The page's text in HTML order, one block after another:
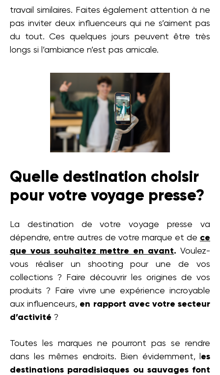
travail similaires. Faites également attention à ne
pas inviter deux influenceurs qui ne s’aiment pas
du tout. Ces quelques jours peuvent être très
longs si l’ambiance n’est pas amicale.
Quelle destination choisir
pour votre voyage presse?
La destination de votre voyage presse va
dépendre, entre autres de votre marque et de ce
que vous souhaitez mettre en avant. Voulez-
vous réaliser un shooting pour une de vos
collections ? Faire découvrir les origines de vos
produits ? Faire vivre une expérience incroyable
aux influenceurs, en rapport avec votre secteur
d’activité ?
Toutes les marques ne pourront pas se rendre
dans les mêmes endroits. Bien évidemment, l es
destinations paradisiaques ou sauvages font